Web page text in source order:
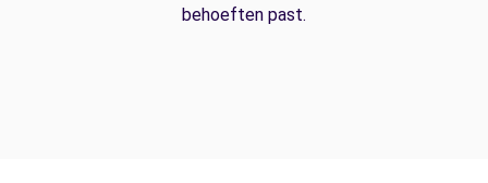
behoeften past.